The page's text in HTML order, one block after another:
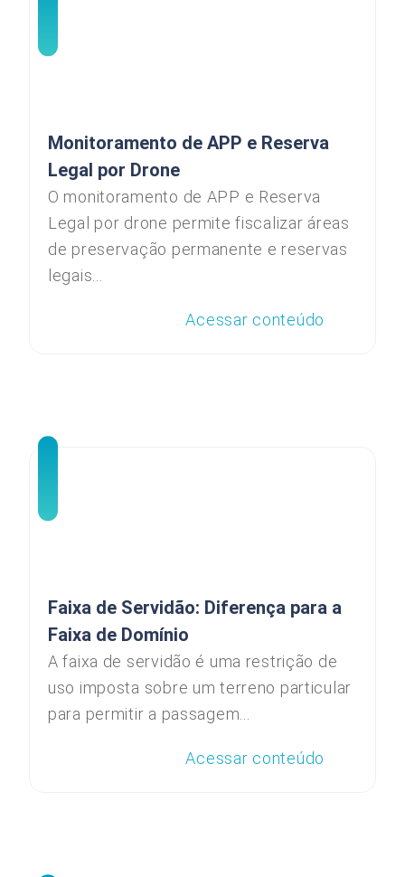
Monitoramento de APP e Reserva
Legal por Drone
O monitoramento de APP e Reserva
Legal por drone permite fiscalizar áreas
de preservação permanente e reservas
legais...
Acessar conteúdo
Faixa de Servidão: Diferença para a
Faixa de Domínio
A faixa de servidão é uma restrição de
uso imposta sobre um terreno particular
para permitir a passagem...
Acessar conteúdo